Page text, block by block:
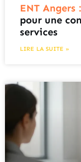
ENT Angers :
pour une
services
LIRE LA SUITE »